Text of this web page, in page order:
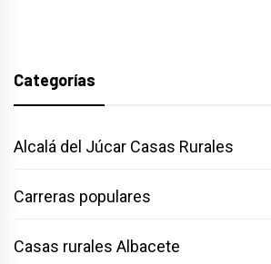
Categorías
Alcalá del Júcar Casas Rurales
Carreras populares
Casas rurales Albacete